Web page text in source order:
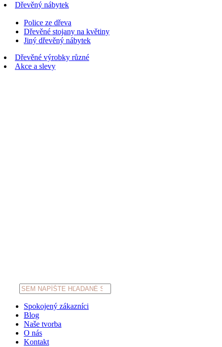
Dřevěný nábytek
Police ze dřeva
Dřevěné stojany na květiny
Jiný dřevěný nábytek
Dřevěné výrobky různé
Akce a slevy
Products
search
Spokojený zákazníci
Blog
Naše tvorba
O nás
Kontakt